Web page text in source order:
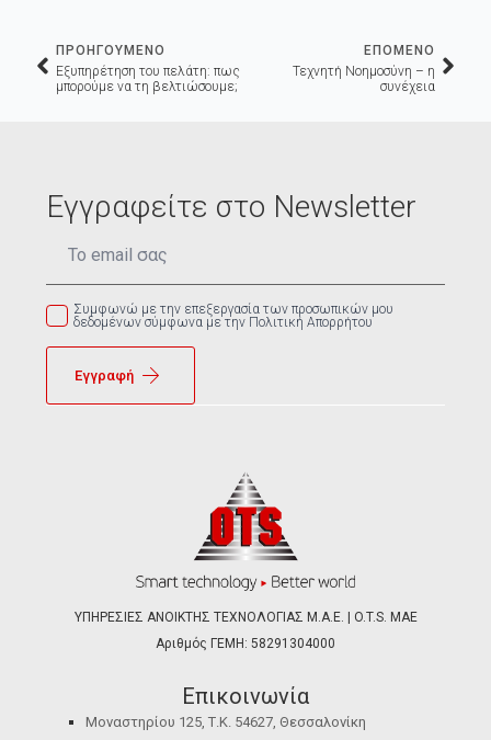
ΠΡΟΗΓΟΥΜΕΝΟ
Εξυπηρέτηση του πελάτη: πως
μπορούμε να τη βελτιώσουμε;
ΕΠΟΜΕΝΟ
Τεχνητή Νοημοσύνη – η
συνέχεια
Εγγραφείτε στο Newsletter
Συμφωνώ με την επεξεργασία των προσωπικών μου
δεδομένων σύμφωνα με την Πολιτική Απορρήτου
Εγγραφή
ΥΠΗΡΕΣΙΕΣ ΑΝΟΙΚΤΗΣ ΤΕΧΝΟΛΟΓΙΑΣ Μ.Α.Ε. | O.T.S. ΜΑΕ
Αριθμός ΓΕΜΗ: 58291304000
Επικοινωνία
Μοναστηρίου 125, Τ.Κ. 54627, Θεσσαλονίκη